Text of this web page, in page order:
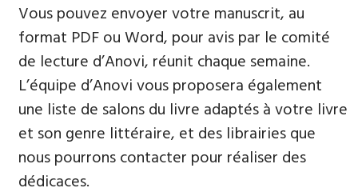
Vous pouvez envoyer votre manuscrit, au
format PDF ou Word, pour avis par le comité
de lecture d’Anovi, réunit chaque semaine.
L’équipe d’Anovi vous proposera également
une liste de salons du livre adaptés à votre livre
et son genre littéraire, et des librairies que
nous pourrons contacter pour réaliser des
dédicaces.